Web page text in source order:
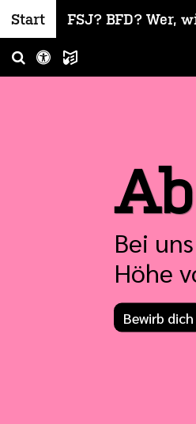
Start FSJ? BFD? Wer,
LS
Bei
Höhe
Bewirb dich